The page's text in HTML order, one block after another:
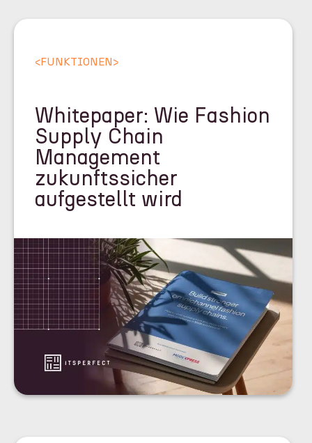
<FUNKTIONEN >
Whitepaper: Wie Fashion
Supply Chain
Management
zukunftssicher
aufgestellt wird